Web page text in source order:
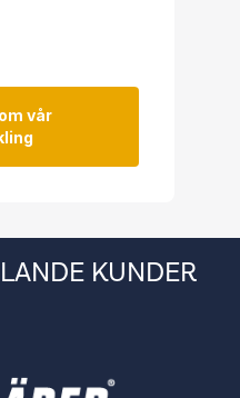
vår
KUNDER